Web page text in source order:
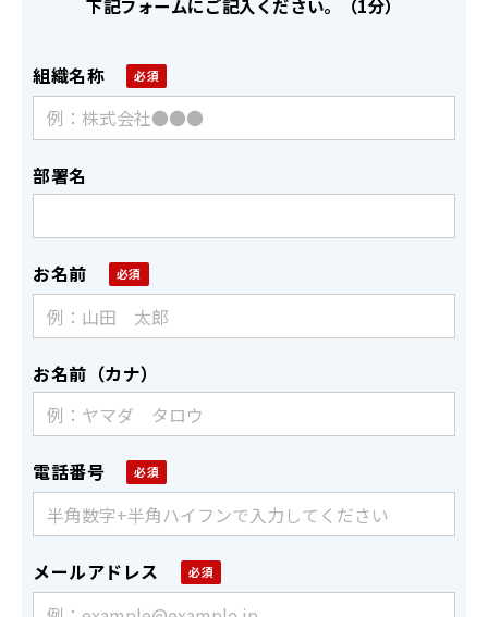
下記フォームにご記入ください。（1分）
組織名称
部署名
お名前
お名前（カナ）
電話番号
メールアドレス